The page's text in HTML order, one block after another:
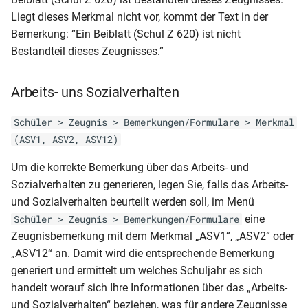
allgemein)
MVP-GY-JZ (nächste Stufe
Wahlpflicht 1. u. 2. HJ)
MVP-GY-ÜZ (Seite 2 mit
MVP-GY-ÜZ (gleiche Stufe
MVP-GY-ÜZ (gleiche Stufe
Wahlpflicht allgemein)
MVP-GY-ÜZ (nächste Stufe
Seite1
Lernentwicklungsbericht und
Seite 2 mit Noten)
NRW-GY-HJZ (Klasse 9-10)
NRW-GY-JZ
(Hauptschulabschluss)
NRW-GY-JZ (Jahrgangsstufe
NRW-GY-JZ (Klasse 5-8)
NRW-GY-JZ (Klasse 9-10)
NRW-GY-JZ
(Sekundarabschluss I)
NRW-GY-JZ-HJZ (5-9)
NRW-GY-ÜZ (Klasse 5-8)
RLP-GY-AS (11-13)
altsprachlich)2006
RLP-GY-ABI (DIN A4)2006
Wappen und Rand)2006
RLP-GY-ABI (DIN A4 - 2.
Seite)2006
RLP-GY-ABI (DIN A4 - 1.
Seite)2006
RLP-GY-ABI (DIN A4 - 1. Seite
Schülerkarteikarte (DIN A5)
Schülerliste (für CSV-Export)
Schülerliste (für CSV-Export)
Schülerliste (für CSV-Export)
Ausbildungsbetrieb und -E-
Mail
Schülerliste (für CSV-Export)
Ausbildungsbetrieb und -E-
Mail (Var2)
Schülerliste (für CSV-Export)
Klassenliste inkl.
ausgeschulter Schüler
Arbeitsgemeinschaften
Klassenliste mit Betrieben
Klassenliste mit Eltern
Klassenliste mit Endnoten
BBS
Klassenliste mit Endnoten
Liegt dieses Merkmal nicht vor, kommt der Text in der
Bemerkung: “Ein Beiblatt (Schul Z 620) ist nicht
Bestandteil dieses Zeugnisses.”
Arbeits- uns Sozialverhalten
Schüler > Zeugnis > Bemerkungen/Formulare > Merkmal
(ASV1, ASV2, ASV12)
Um die korrekte Bemerkung über das Arbeits- und
Sozialverhalten zu generieren, legen Sie, falls das Arbeits-
und Sozialverhalten beurteilt werden soll, im Menü
Schüler > Zeugnis > Bemerkungen/Formulare eine
Zeugnisbemerkung mit dem Merkmal „ASV1“, „ASV2“ oder
„ASV12“ an. Damit wird die entsprechende Bemerkung
generiert und ermittelt um welches Schuljahr es sich
handelt worauf sich Ihre Informationen über das „Arbeits-
und Sozialverhalten“ beziehen, was für andere Zeugnisse